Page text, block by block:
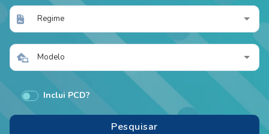
Regime
Modelo
Inclui PCD?